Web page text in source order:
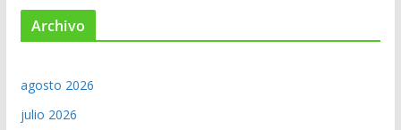
Archivo
agosto 2026
julio 2026